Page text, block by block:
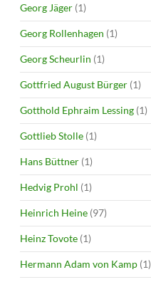
Georg Jäger (1)
Georg Rollenhagen (1)
Georg Scheurlin (1)
Gottfried August Bürger (1)
Gotthold Ephraim Lessing (1)
Gottlieb Stolle (1)
Hans Büttner (1)
Hedvig Prohl (1)
Heinrich Heine (97)
Heinz Tovote (1)
Hermann Adam von Kamp (1)